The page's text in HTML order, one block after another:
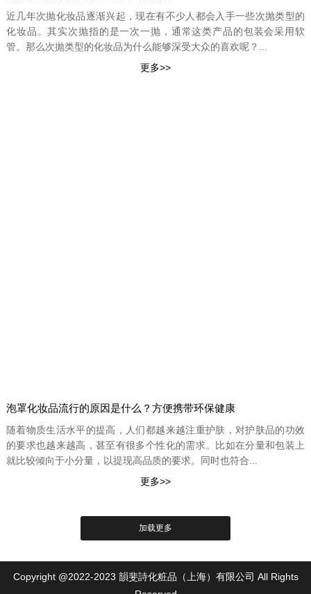
近几年次抛化妆品逐渐兴起，现在有不少人都会入手一些次抛类型的
化妆品。其实次抛指的是一次一抛，通常这类产品的包装会采用软
管。那么次抛类型的化妆品为什么能够深受大众的喜欢呢？...
泡罩化妆品流行的原因是什么？方便携带环保健康
随着物质生活水平的提高，人们都越来越注重护肤，对护肤品的功效
的要求也越来越高，甚至有很多个性化的需求。比如在分量和包装上
就比较倾向于小分量，以提现高品质的要求。同时也符合...
Copyright @2022-2023 韻斐詩化粧品（上海）有限公司 All Rights